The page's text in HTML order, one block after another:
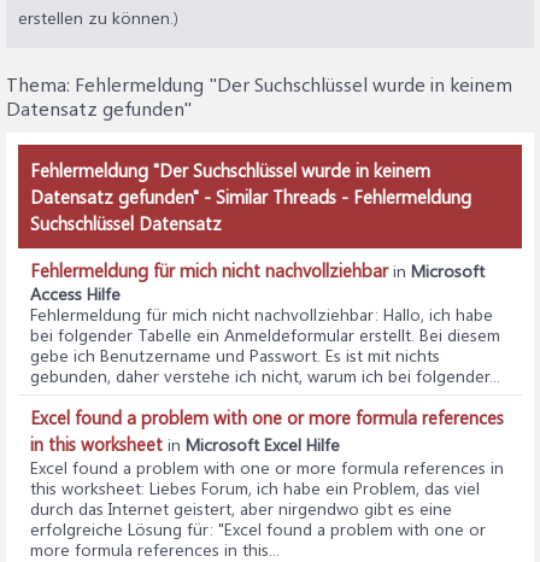
erstellen zu können.)
Thema: Fehlermeldung "Der Suchschlüssel wurde in keinem
Datensatz gefunden"
Fehlermeldung "Der Suchschlüssel wurde in keinem
Datensatz gefunden" - Similar Threads - Fehlermeldung
Suchschlüssel Datensatz
Fehlermeldung für mich nicht nachvollziehbarin Microsoft
Access Hilfe
Fehlermeldung für mich nicht nachvollziehbar: Hallo, ich habe
bei folgender Tabelle ein Anmeldeformular erstellt. Bei diesem
gebe ich Benutzername und Passwort. Es ist mit nichts
gebunden, daher verstehe ich nicht, warum ich bei folgender...
Excel found a problem with one or more formula references
in this worksheet in Microsoft Excel Hilfe
Excel found a problem with one or more formula references in
this worksheet: Liebes Forum, ich habe ein Problem, das viel
durch das Internet geistert, aber nirgendwo gibt es eine
erfolgreiche Lösung für: "Excel found a problem with one or
more formula references in this...